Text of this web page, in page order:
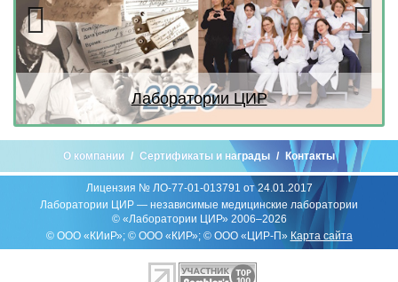
Лаборатории ЦИР
Previous Next
О компании Сертификаты и награды Контакты
Лицензия № ЛО-77-01-013791 от 24.01.2017
Лаборатории ЦИР — независимые медицинские лаборатории
© «Лаборатории ЦИР» 2006–2026
© ООО «КИиР»; © ООО «КИР»; © ООО «ЦИР-П» Карта сайта